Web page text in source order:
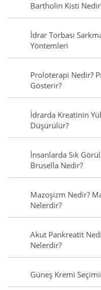
Bartholin Kisti
İdrar Torbası
Yöntemleri
Proloterapi Nedir?
Gösterir?
İdrarda Kreatinin
Düşürülür?
İnsanlarda Sık
Brusella Nedir?
Mazoşizm Nedir?
Nelerdir?
Akut Pankreatit
Nelerdir?
Güneş Kremi